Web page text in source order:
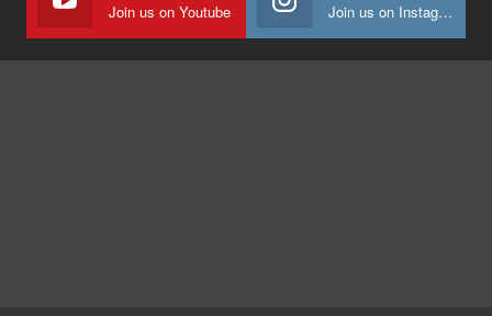
Join us on Youtube Join us on Instagram